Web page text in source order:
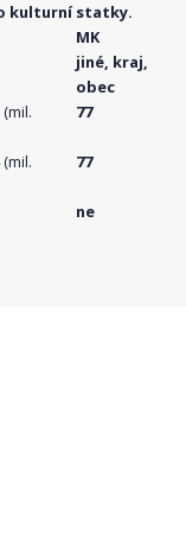
kulturní statky.
MK
jiné, kraj,
obec
77
77
ne